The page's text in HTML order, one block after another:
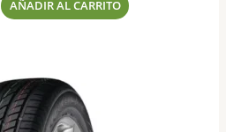
El
precio
AÑADIR AL CARRITO